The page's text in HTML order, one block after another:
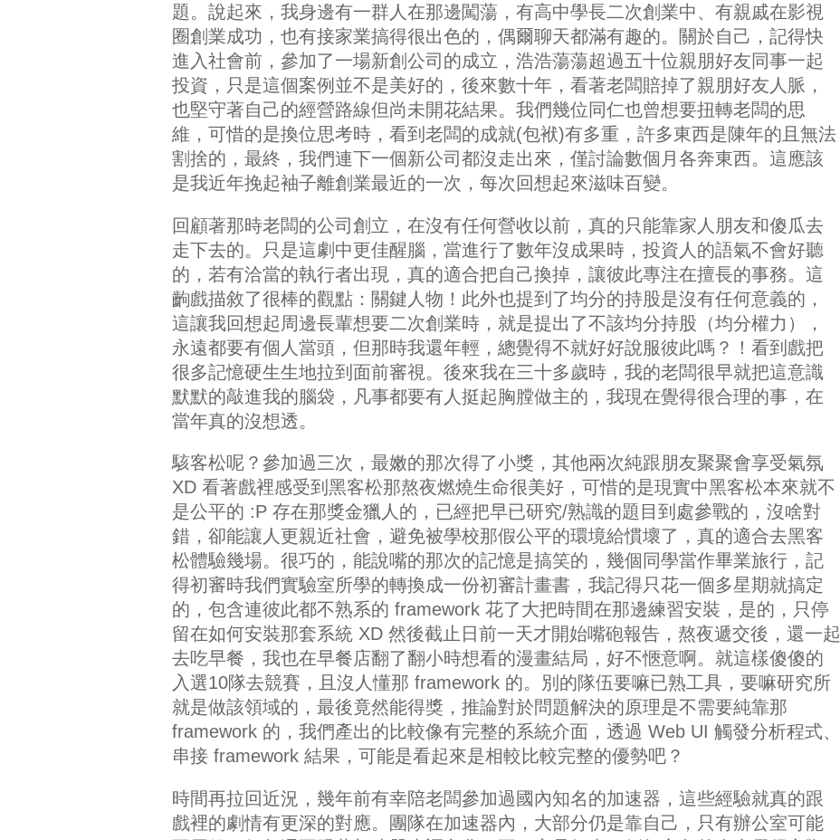
題。說起來，我身邊有一群人在那邊闖蕩，有高中學長二次創業中、有親戚在影視
圈創業成功，也有接家業搞得很出色的，偶爾聊天都滿有趣的。關於自己，記得快
進入社會前，參加了一場新創公司的成立，浩浩蕩蕩超過五十位親朋好友同事一起
投資，只是這個案例並不是美好的，後來數十年，看著老闆賠掉了親朋好友人脈，
也堅守著自己的經營路線但尚未開花結果。我們幾位同仁也曾想要扭轉老闆的思
維，可惜的是換位思考時，看到老闆的成就(包袱)有多重，許多東西是陳年的且無法
割捨的，最終，我們連下一個新公司都沒走出來，僅討論數個月各奔東西。這應該
是我近年挽起袖子離創業最近的一次，每次回想起來滋味百變。
回顧著那時老闆的公司創立，在沒有任何營收以前，真的只能靠家人朋友和傻瓜去
走下去的。只是這劇中更佳醒腦，當進行了數年沒成果時，投資人的語氣不會好聽
的，若有洽當的執行者出現，真的適合把自己換掉，讓彼此專注在擅長的事務。這
齣戲描敘了很棒的觀點：關鍵人物！此外也提到了均分的持股是沒有任何意義的，
這讓我回想起周邊長輩想要二次創業時，就是提出了不該均分持股（均分權力），
永遠都要有個人當頭，但那時我還年輕，總覺得不就好好說服彼此嗎？！看到戲把
很多記憶硬生生地拉到面前審視。後來我在三十多歲時，我的老闆很早就把這意識
默默的敲進我的腦袋，凡事都要有人挺起胸膛做主的，我現在覺得很合理的事，在
當年真的沒想透。
駭客松呢？參加過三次，最嫩的那次得了小獎，其他兩次純跟朋友聚聚會享受氣氛
XD 看著戲裡感受到黑客松那熬夜燃燒生命很美好，可惜的是現實中黑客松本來就不
是公平的 :P 存在那獎金獵人的，已經把早已研究/熟識的題目到處參戰的，沒啥對
錯，卻能讓人更親近社會，避免被學校那假公平的環境給慣壞了，真的適合去黑客
松體驗幾場。很巧的，能說嘴的那次的記憶是搞笑的，幾個同學當作畢業旅行，記
得初審時我們實驗室所學的轉換成一份初審計畫書，我記得只花一個多星期就搞定
的，包含連彼此都不熟系的 framework 花了大把時間在那邊練習安裝，是的，只停
留在如何安裝那套系統 XD 然後截止日前一天才開始嘴砲報告，熬夜遞交後，還一起
去吃早餐，我也在早餐店翻了翻小時想看的漫畫結局，好不愜意啊。就這樣傻傻的
入選10隊去競賽，且沒人懂那 framework 的。別的隊伍要嘛已熟工具，要嘛研究所
就是做該領域的，最後竟然能得獎，推論對於問題解決的原理是不需要純靠那
framework 的，我們產出的比較像有完整的系統介面，透過 Web UI 觸發分析程式、
串接 framework 結果，可能是看起來是相較比較完整的優勢吧？
時間再拉回近況，幾年前有幸陪老闆參加過國內知名的加速器，這些經驗就真的跟
戲裡的劇情有更深的對應。團隊在加速器內，大部分仍是靠自己，只有辦公室可能